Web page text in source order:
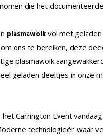
die het
plasmawolk vol met
ons te bereiken, deze
plasmawolk
geladen deeltjes in onze
Carrington Event
technologieën waar